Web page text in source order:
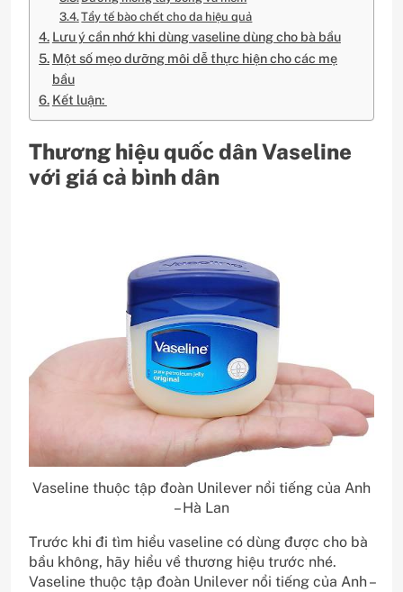
Tẩy tế bào chết cho da hiệu quả
Lưu ý cần nhớ khi dùng vaseline dùng cho bà bầu
Một số mẹo dưỡng môi dễ thực hiện cho các mẹ
bầu
Kết luận:
Thương hiệu quốc dân Vaseline
với giá cả bình dân
Vaseline thuộc tập đoàn Unilever nổi tiếng của Anh
– Hà Lan
Trước khi đi tìm hiểu vaseline có dùng được cho bà
bầu không, hãy hiểu về thương hiệu trước nhé.
Vaseline thuộc tập đoàn Unilever nổi tiếng của Anh –